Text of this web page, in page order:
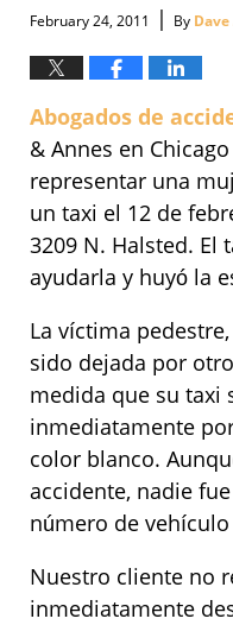
February 24, 2011 | By
Abogados de
& Annes en
representar una
un taxi el 12 de
3209 N. Halsted. El
ayudarla y huyó la
La víctima
sido dejada por
medida que su taxi
inmediatamente
color blanco.
accidente, nadie
número de
Nuestro cliente no
inmediatamente